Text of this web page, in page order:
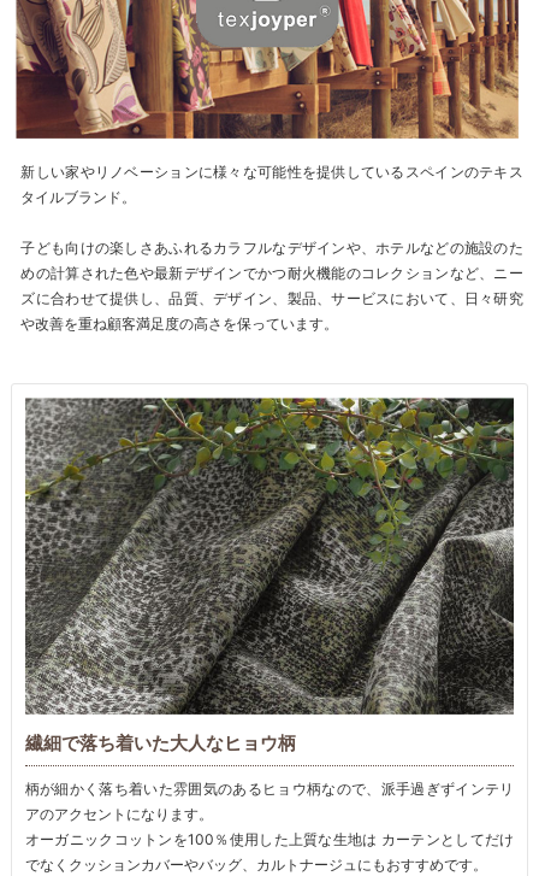
新しい家やリノベーションに様々な可能性を提供しているスペインのテキス
タイルブランド。
子ども向けの楽しさあふれるカラフルなデザインや、ホテルなどの施設のた
めの計算された色や最新デザインでかつ耐火機能のコレクションなど、ニー
ズに合わせて提供し、品質、デザイン、製品、サービスにおいて、日々研究
や改善を重ね顧客満足度の高さを保っています。
繊細で落ち着いた大人なヒョウ柄
柄が細かく落ち着いた雰囲気のあるヒョウ柄なので、派手過ぎずインテリ
アのアクセントになります。
オーガニックコットンを100％使用した上質な生地は カーテンとしてだけ
でなくクッションカバーやバッグ、カルトナージュにもおすすめです。